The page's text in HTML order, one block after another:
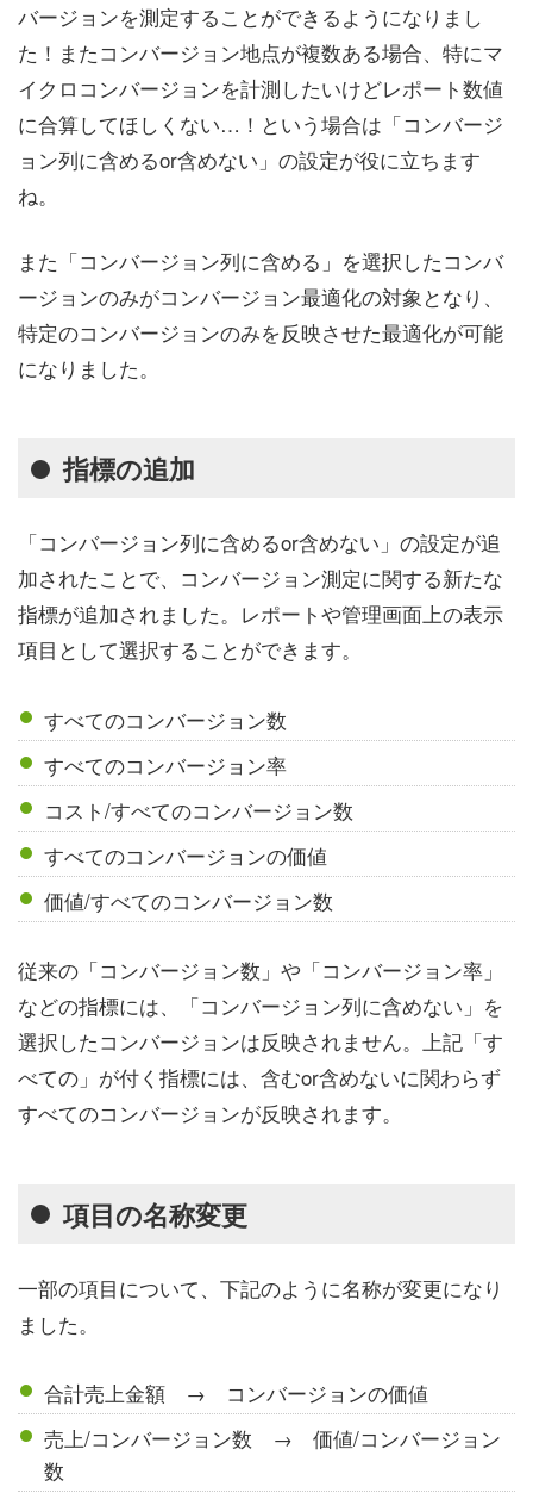
バージョンを測定することができるようになりまし
た！またコンバージョン地点が複数ある場合、特にマ
イクロコンバージョンを計測したいけどレポート数値
に合算してほしくない…！という場合は「コンバージ
ョン列に含めるor含めない」の設定が役に立ちます
ね。
また「コンバージョン列に含める」を選択したコンバ
ージョンのみがコンバージョン最適化の対象となり、
特定のコンバージョンのみを反映させた最適化が可能
になりました。
指標の追加
「コンバージョン列に含めるor含めない」の設定が追
加されたことで、コンバージョン測定に関する新たな
指標が追加されました。レポートや管理画面上の表示
項目として選択することができます。
すべてのコンバージョン数
すべてのコンバージョン率
コスト/すべてのコンバージョン数
すべてのコンバージョンの価値
価値/すべてのコンバージョン数
従来の「コンバージョン数」や「コンバージョン率」
などの指標には、「コンバージョン列に含めない」を
選択したコンバージョンは反映されません。上記「す
べての」が付く指標には、含むor含めないに関わらず
すべてのコンバージョンが反映されます。
項目の名称変更
一部の項目について、下記のように名称が変更になり
ました。
合計売上金額 → コンバージョンの価値
売上/コンバージョン数 → 価値/コンバージョン
数